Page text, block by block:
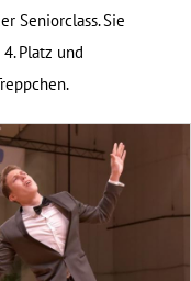
Seniorclass. Sie
Platz und